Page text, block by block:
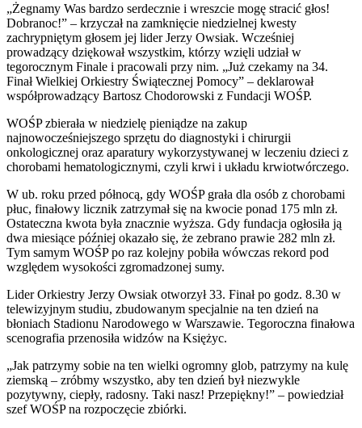
„Żegnamy Was bardzo serdecznie i wreszcie mogę stracić głos!
Dobranoc!” – krzyczał na zamknięcie niedzielnej kwesty
zachrypniętym głosem jej lider Jerzy Owsiak. Wcześniej
prowadzący dziękował wszystkim, którzy wzięli udział w
tegorocznym Finale i pracowali przy nim. „Już czekamy na 34.
Finał Wielkiej Orkiestry Świątecznej Pomocy” – deklarował
współprowadzący Bartosz Chodorowski z Fundacji WOŚP.
WOŚP zbierała w niedzielę pieniądze na zakup
najnowocześniejszego sprzętu do diagnostyki i chirurgii
onkologicznej oraz aparatury wykorzystywanej w leczeniu dzieci z
chorobami hematologicznymi, czyli krwi i układu krwiotwórczego.
W ub. roku przed północą, gdy WOŚP grała dla osób z chorobami
płuc, finałowy licznik zatrzymał się na kwocie ponad 175 mln zł.
Ostateczna kwota była znacznie wyższa. Gdy fundacja ogłosiła ją
dwa miesiące później okazało się, że zebrano prawie 282 mln zł.
Tym samym WOŚP po raz kolejny pobiła wówczas rekord pod
względem wysokości zgromadzonej sumy.
Lider Orkiestry Jerzy Owsiak otworzył 33. Finał po godz. 8.30 w
telewizyjnym studiu, zbudowanym specjalnie na ten dzień na
błoniach Stadionu Narodowego w Warszawie. Tegoroczna finałowa
scenografia przenosiła widzów na Księżyc.
„Jak patrzymy sobie na ten wielki ogromny glob, patrzymy na kulę
ziemską – zróbmy wszystko, aby ten dzień był niezwykle
pozytywny, ciepły, radosny. Taki nasz! Przepiękny!” – powiedział
szef WOŚP na rozpoczęcie zbiórki.